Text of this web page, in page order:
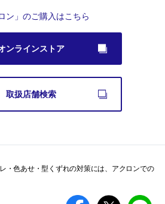
ン」のご購入はこちら
開きます
ンラインストア
取扱店舗検索別のウインドウで開く
・色あせ・型くずれの対策には、アクロンでの